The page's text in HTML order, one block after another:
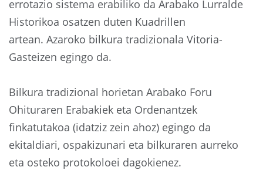
errotazio sistema erabiliko da Arabako Lurralde
Historikoa osatzen duten Kuadrillen
artean. Azaroko bilkura tradizionala Vitoria-
Gasteizen egingo da.
Bilkura tradizional horietan Arabako Foru
Ohituraren Erabakiek eta Ordenantzek
finkatutakoa (idatziz zein ahoz) egingo da
ekitaldiari, ospakizunari eta bilkuraren aurreko
eta osteko protokoloei dagokienez.